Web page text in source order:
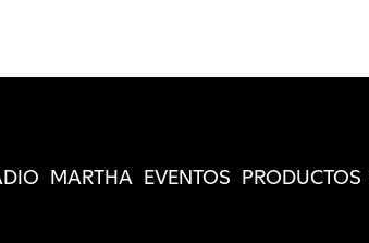
MARTHA EVENTOS PRODUCTOS